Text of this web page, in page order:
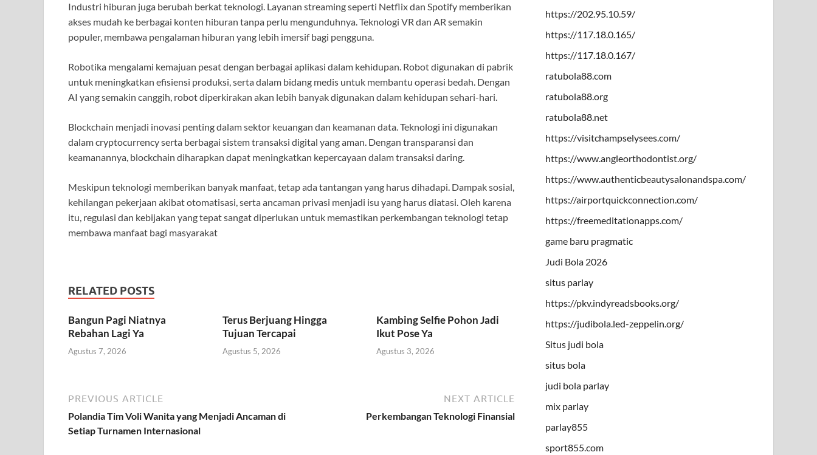
Industri hiburan juga berubah berkat teknologi. Layanan streaming seperti Netflix dan Spotify memberikan
akses mudah ke berbagai konten hiburan tanpa perlu mengunduhnya. Teknologi VR dan AR semakin
populer, membawa pengalaman hiburan yang lebih imersif bagi pengguna.
Robotika mengalami kemajuan pesat dengan berbagai aplikasi dalam kehidupan. Robot digunakan di pabrik
untuk meningkatkan efisiensi produksi, serta dalam bidang medis untuk membantu operasi bedah. Dengan
AI yang semakin canggih, robot diperkirakan akan lebih banyak digunakan dalam kehidupan sehari-hari.
Blockchain menjadi inovasi penting dalam sektor keuangan dan keamanan data. Teknologi ini digunakan
dalam cryptocurrency serta berbagai sistem transaksi digital yang aman. Dengan transparansi dan
keamanannya, blockchain diharapkan dapat meningkatkan kepercayaan dalam transaksi daring.
Meskipun teknologi memberikan banyak manfaat, tetap ada tantangan yang harus dihadapi. Dampak sosial,
kehilangan pekerjaan akibat otomatisasi, serta ancaman privasi menjadi isu yang harus diatasi. Oleh karena
itu, regulasi dan kebijakan yang tepat sangat diperlukan untuk memastikan perkembangan teknologi tetap
membawa manfaat bagi masyarakat
RELATED POSTS
Bangun Pagi Niatnya
Rebahan Lagi Ya
Agustus 7, 2026
Terus Berjuang Hingga
Tujuan Tercapai
Agustus 5, 2026
Kambing Selfie Pohon Jadi
Ikut Pose Ya
Agustus 3, 2026
PREVIOUS ARTICLE
Polandia Tim Voli Wanita yang Menjadi Ancaman di
Setiap Turnamen Internasional
NEXT ARTICLE
Perkembangan Teknologi Finansial
https://202.95.10.59/
https://117.18.0.165/
https://117.18.0.167/
ratubola88.com
ratubola88.org
ratubola88.net
https://visitchampselysees.com/
https://www.angleorthodontist.org/
https://www.authenticbeautysalonandspa.com/
https://airportquickconnection.com/
https://freemeditationapps.com/
game baru pragmatic
Judi Bola 2026
situs parlay
https://pkv.indyreadsbooks.org/
https://judibola.led-zeppelin.org/
Situs judi bola
situs bola
judi bola parlay
mix parlay
parlay855
sport855.com